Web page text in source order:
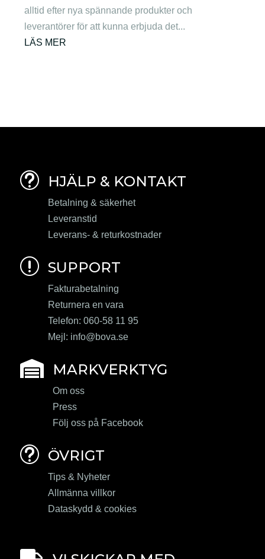
alltid efter nya spännande produkter och
leverantörer för att kunna erbjuda det...
LÄS MER
t HJÄLP & KONTAKT
Betalning & säkerhet
Leveranstid
Leverans- & returkostnader
r SUPPORT
Fakturabetalning
Returnera en vara
Telefon: 060-58 11 95
Mejl: info@bova.se
 MARKVERKTYG
Om oss
Press
Följ oss på Facebook
t ÖVRIGT
Tips & Nyheter
Allmänna villkor
Dataskydd & cookies